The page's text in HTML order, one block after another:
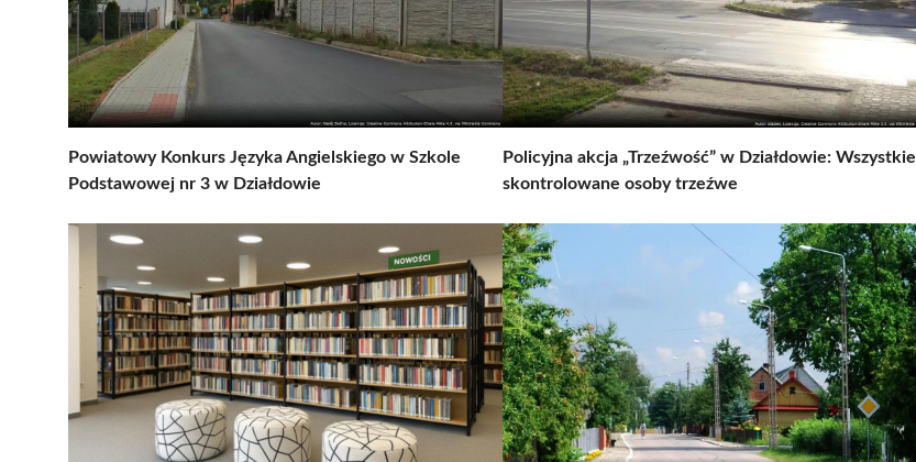
Powiatowy Konkurs Języka Angielskiego w Szkole
Podstawowej nr 3 w Działdowie
Policyjna akcja „Trzeźwość” w Działdowie: Wszystkie
skontrolowane osoby trzeźwe